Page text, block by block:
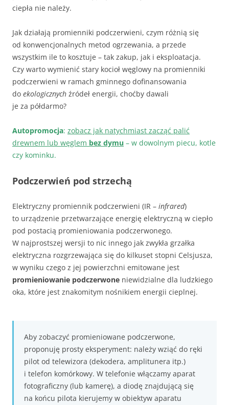
ciepła nie należy.
Jak działają promienniki podczerwieni, czym różnią się
od konwencjonalnych metod ogrzewania, a przede
wszystkim ile to kosztuje – tak zakup, jak i eksploatacja.
Czy warto wymienić stary kocioł węglowy na promienniki
podczerwieni w ramach gminnego dofinansowania
do ekologicznych źródeł energii, choćby dawali
je za półdarmo?
Autopromocja: zobacz jak natychmiast zacząć palić
drewnem lub węglem bez dymu – w dowolnym piecu, kotle
czy kominku.
Podczerwień pod strzechą
Elektryczny promiennik podczerwieni (IR – infrared)
to urządzenie przetwarzające energię elektryczną w ciepło
pod postacią promieniowania podczerwonego.
W najprostszej wersji to nic innego jak zwykła grzałka
elektryczna rozgrzewająca się do kilkuset stopni Celsjusza,
w wyniku czego z jej powierzchni emitowane jest
promieniowanie podczerwone niewidzialne dla ludzkiego
oka, które jest znakomitym nośnikiem energii cieplnej.
Aby zobaczyć promieniowane podczerwone,
proponuję prosty eksperyment: należy wziąć do ręki
pilot od telewizora (dekodera, amplitunera itp.)
i telefon komórkowy. W telefonie włączamy aparat
fotograficzny (lub kamerę), a diodę znajdującą się
na końcu pilota kierujemy w obiektyw aparatu